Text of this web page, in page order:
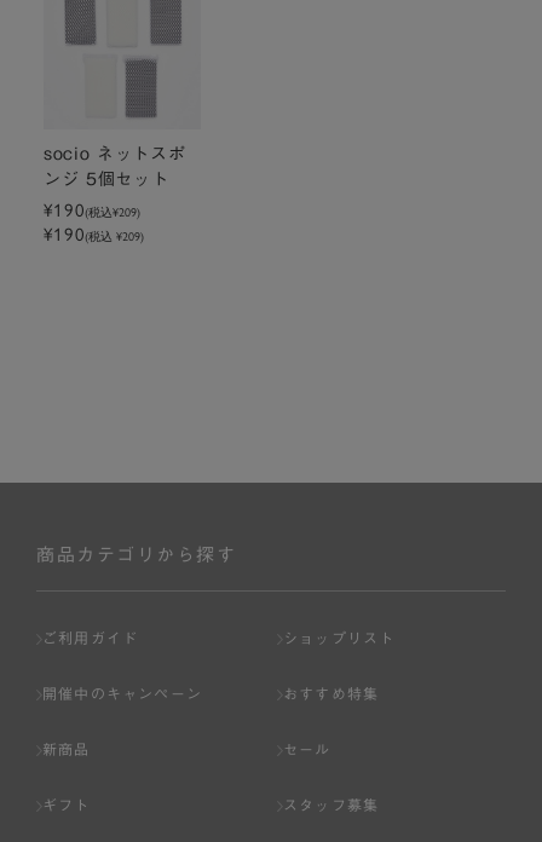
socio ネットスポ
ンジ 5個セット
¥190(税込¥209)
¥190(税込 ¥209)
商品カテゴリから探す
ご利用ガイド ショップリスト
開催中のキャンペーン おすすめ特集
新商品 セール
ギフト スタッフ募集